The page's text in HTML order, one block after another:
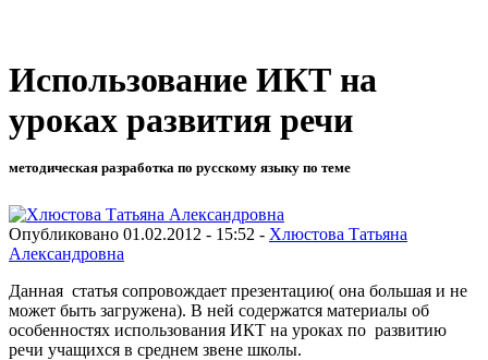
Использование ИКТ на
уроках развития речи
методическая разработка по русскому языку по теме
Опубликовано 01.02.2012 - 15:52 - Хлюстова Татьяна
Александровна
Данная статья сопровождает презентацию( она большая и не
может быть загружена). В ней содержатся материалы об
особенностях использования ИКТ на уроках по развитию
речи учащихся в среднем звене школы.